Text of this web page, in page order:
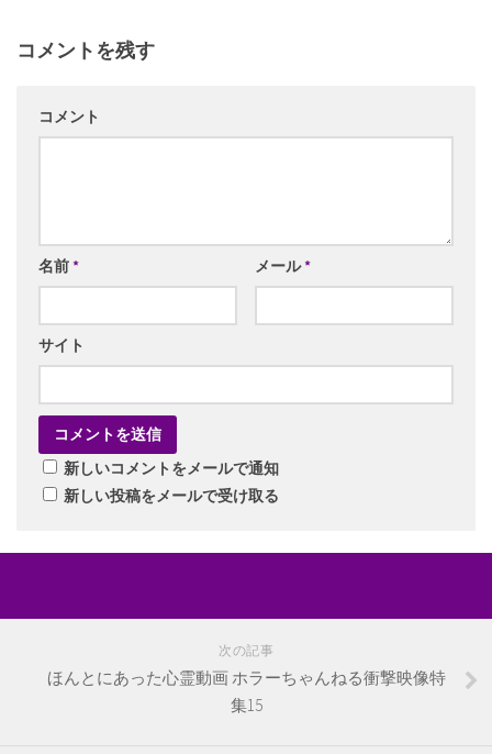
コメントを残す
コメント
名前* メール*
サイト
新しいコメントをメールで通知
新しい投稿をメールで受け取る
次の記事
ほんとにあった心霊動画 ホラーちゃんねる衝撃映像特
集15